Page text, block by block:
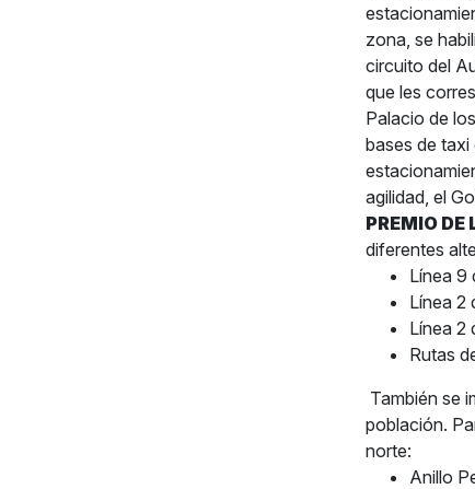
zona, se
circuito del
que les
Palacio de
bases de
agilidad, el
PREMIO
diferentes
Línea 9
Línea 2
Línea 2
Rutas
También se
población.
norte:
Anillo